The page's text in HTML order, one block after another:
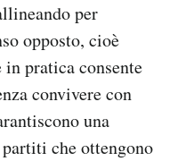
per
opposto, cioè
pratica consente
convivere con
una
che ottengono